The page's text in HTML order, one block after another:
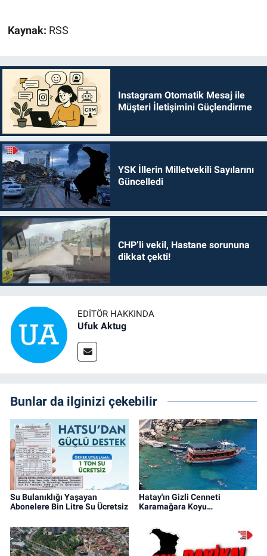
Kaynak: RSS
Instagram Otomatik Mesaj ile
Müşteri İletişimini Güçlendirme
YSK İllerin Milletvekili Sayılarını
Güncelledi
CHP’li vekil, Hastane sorununa
dikkat çekti!
EDITÖR HAKKINDA
Ufuk Aktug
Bunlar da ilginizi çekebilir
Su Bulanıklığı Yaşayan
Abonelere Bin Litre Su Ücretsiz
Hatay'ın Gizli Cenneti
Karamağara Koyu…